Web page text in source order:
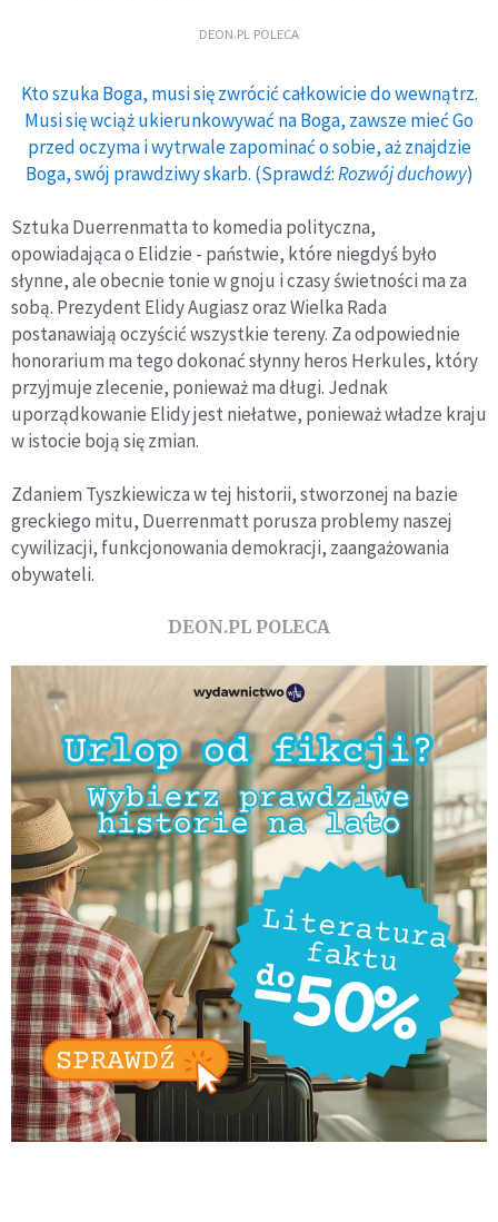
DEON.PL POLECA
Kto szuka Boga, musi się zwrócić całkowicie do wewnątrz.
Musi się wciąż ukierunkowywać na Boga, zawsze mieć Go
przed oczyma i wytrwale zapominać o sobie, aż znajdzie
Boga, swój prawdziwy skarb. (Sprawdź:Rozwój duchowy)
Sztuka Duerrenmatta to komedia polityczna,
opowiadająca o Elidzie - państwie, które niegdyś było
słynne, ale obecnie tonie w gnoju i czasy świetności ma za
sobą. Prezydent Elidy Augiasz oraz Wielka Rada
postanawiają oczyścić wszystkie tereny. Za odpowiednie
honorarium ma tego dokonać słynny heros Herkules, który
przyjmuje zlecenie, ponieważ ma długi. Jednak
uporządkowanie Elidy jest niełatwe, ponieważ władze kraju
w istocie boją się zmian.
Zdaniem Tyszkiewicza w tej historii, stworzonej na bazie
greckiego mitu, Duerrenmatt porusza problemy naszej
cywilizacji, funkcjonowania demokracji, zaangażowania
obywateli.
DEON.PL POLECA